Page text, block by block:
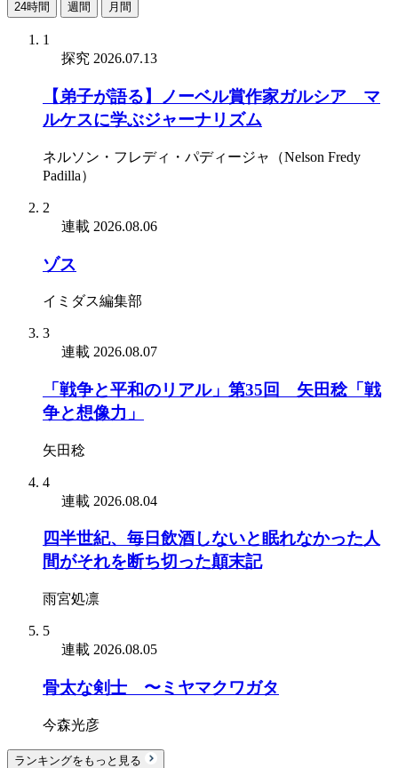
24時間 週間 月間
1
探究 2026.07.13
【弟子が語る】ノーベル賞作家ガルシア゠マ
ルケスに学ぶジャーナリズム
ネルソン・フレディ・パディージャ（Nelson Fredy
Padilla）
2
連載 2026.08.06
ゾス
イミダス編集部
3
連載 2026.08.07
「戦争と平和のリアル」第35回 矢田稔「戦
争と想像力」
矢田稔
4
連載 2026.08.04
四半世紀、毎日飲酒しないと眠れなかった人
間がそれを断ち切った顛末記
雨宮処凛
5
連載 2026.08.05
骨太な剣士 〜ミヤマクワガタ
今森光彦
ランキングをもっと見る